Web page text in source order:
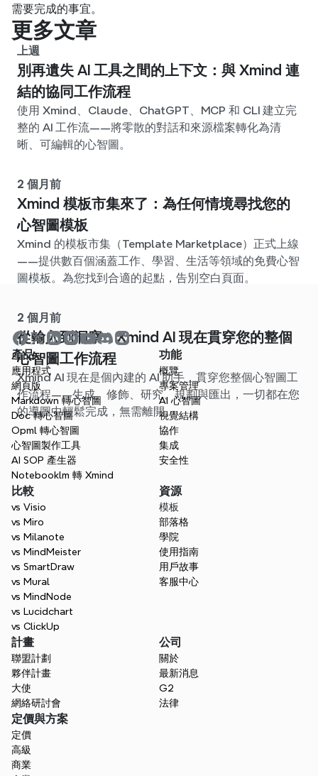
需要完成的事宜。
更多文章
上週
別再遺失 AI 工具之間的上下文：與 Xmind 連
結的協同工作流程
使用 Xmind、Claude、ChatGPT、MCP 和 CLI 建立完
整的 AI 工作流——將零散的對話和來源檔案轉化為清
晰、可編輯的心智圖。
2 個月前
Xmind 模板市集來了：為任何情境尋找您的
心智圖模板
Xmind 的模板市集（Template Marketplace）正式上線
——提供數百個涵蓋工作、學習、生活等領域的免費心智
圖模板。為您找到合適的起點，告別空白頁面。
2 個月前
從輸入到洞察：Xmind AI 現在貫穿您的整個
心智圖工作流程
Xmind AI 現在是個內建的 AI 助手，貫穿您整個心智圖工
作流程——生成、修飾、研究、規劃與匯出，一切都在您
的導圖中輕鬆完成，無需離開。
產品
應用程式
網頁版
Markdown 轉心智圖
Doc 轉心智圖
Opml 轉心智圖
心智圖製作工具
AI SOP 產生器
Notebooklm 轉 Xmind
功能
概覽
專案管理
AI 心智圖
視覺結構
協作
集成
安全性
比較
vs Visio
vs Miro
vs Milanote
vs MindMeister
vs SmartDraw
vs Mural
vs MindNode
vs Lucidchart
vs ClickUp
資源
模板
部落格
學院
使用指南
用戶故事
客服中心
計畫
聯盟計劃
夥伴計畫
大使
網絡研討會
公司
關於
最新消息
G2
法律
定價與方案
定價
高級
商業